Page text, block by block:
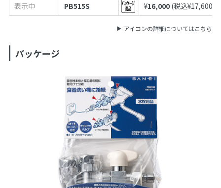
表示中
PB515S ¥16,000 (税込¥17,600
アイコンの詳細についてはこちら
パッケージ